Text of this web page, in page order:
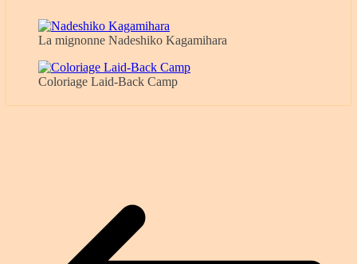
La mignonne Nadeshiko Kagamihara
Coloriage Laid-Back Camp